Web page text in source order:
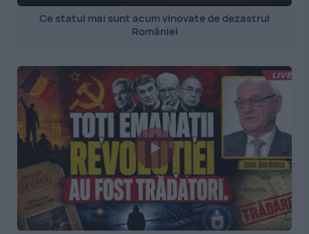
Ce statui mai sunt acum vinovate de dezastrul
României